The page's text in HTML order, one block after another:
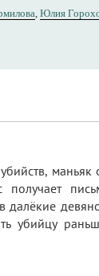
, Юлия
получает
убийцу